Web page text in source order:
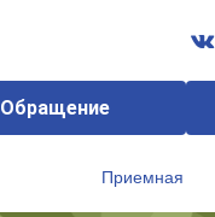
Обращение
Приемная